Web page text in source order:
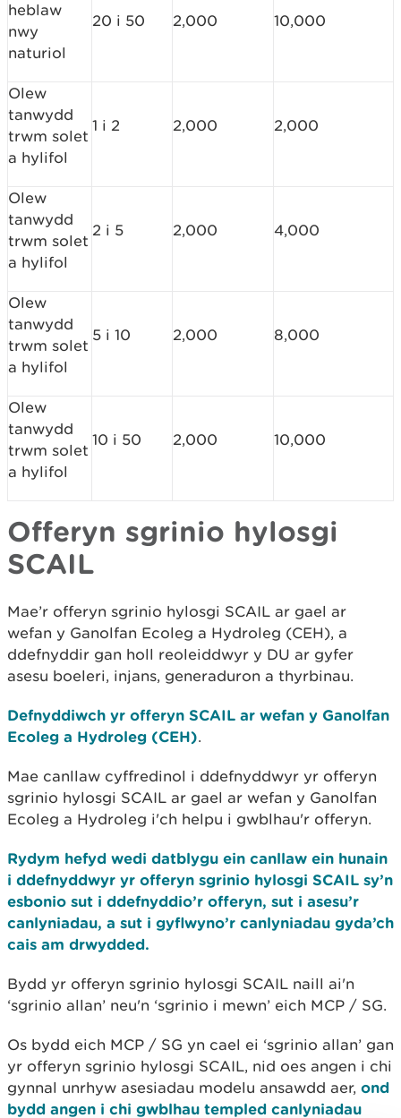
heblaw
nwy
naturiol
20 i 50 2,000 10,000
Olew
tanwydd
trwm solet
a hylifol
1 i 2 2,000 2,000
Olew
tanwydd
trwm solet
a hylifol
2 i 5 2,000 4,000
Olew
tanwydd
trwm solet
a hylifol
5 i 10 2,000 8,000
Olew
tanwydd
trwm solet
a hylifol
10 i 50 2,000 10,000
Offeryn sgrinio hylosgi
SCAIL
Mae’r offeryn sgrinio hylosgi SCAIL ar gael ar
wefan y Ganolfan Ecoleg a Hydroleg (CEH), a
ddefnyddir gan holl reoleiddwyr y DU ar gyfer
asesu boeleri, injans, generaduron a thyrbinau.
Defnyddiwch yr offeryn SCAIL ar wefan y Ganolfan
Ecoleg a Hydroleg (CEH).
Mae canllaw cyffredinol i ddefnyddwyr yr offeryn
sgrinio hylosgi SCAIL ar gael ar wefan y Ganolfan
Ecoleg a Hydroleg i'ch helpu i gwblhau'r offeryn.
Rydym hefyd wedi datblygu ein canllaw ein hunain
i ddefnyddwyr yr offeryn sgrinio hylosgi SCAIL sy’n
esbonio sut i ddefnyddio’r offeryn, sut i asesu’r
canlyniadau, a sut i gyflwyno’r canlyniadau gyda’ch
cais am drwydded.
Bydd yr offeryn sgrinio hylosgi SCAIL naill ai'n
‘sgrinio allan’ neu'n ‘sgrinio i mewn’ eich MCP / SG.
Os bydd eich MCP / SG yn cael ei ‘sgrinio allan’ gan
yr offeryn sgrinio hylosgi SCAIL, nid oes angen i chi
gynnal unrhyw asesiadau modelu ansawdd aer, ond
bydd angen i chi gwblhau templed canlyniadau